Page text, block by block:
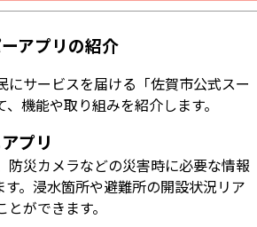
アプリの紹介
にサービスを届ける「佐賀市公式スー
機能や取り組みを紹介します。
プリ
防災カメラなどの災害時に必要な情報
す。浸水箇所や避難所の開設状況リア
ができます。